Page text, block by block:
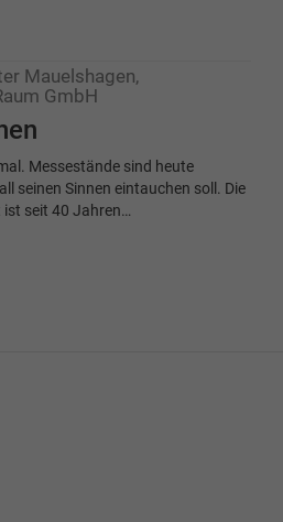
Mauelshagen,
GmbH
Messestände sind heute
seinen Sinnen eintauchen soll. Die
seit 40 Jahren…